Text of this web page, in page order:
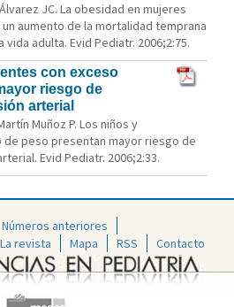
JC. La obesidad en mujeres
aumento de la mortalidad temprana
adulta. Evid Pediatr. 2006;2:75.
con exceso
riesgo de
arterial
Muñoz P. Los niños y
peso presentan mayor riesgo de
Evid Pediatr. 2006;2:33.
Números anteriores
La revista Mapa RSS Contacto